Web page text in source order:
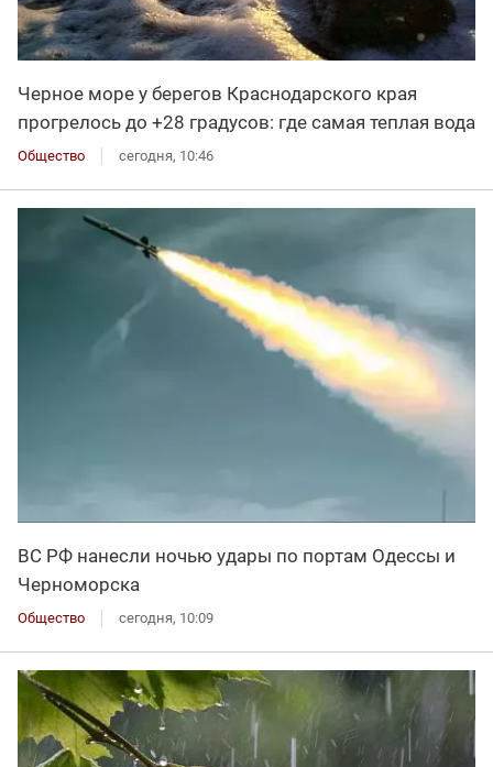
Черное море у берегов Краснодарского края
прогрелось до +28 градусов: где самая теплая вода
Общество сегодня, 10:46
ВС РФ нанесли ночью удары по портам Одессы и
Черноморска
Общество сегодня, 10:09